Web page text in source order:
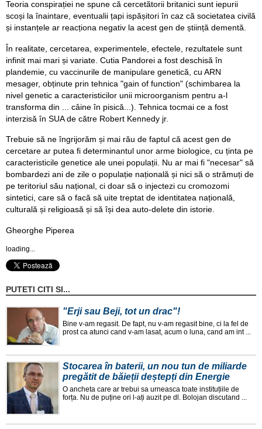
Teoria conspirației ne spune că cercetătorii britanici sunt iepurii
scoși la înaintare, eventualii țapi ispășitori în caz că societatea civilă
și instanțele ar reacționa negativ la acest gen de știință dementă.
În realitate, cercetarea, experimentele, efectele, rezultatele sunt
infinit mai mari și variate. Cutia Pandorei a fost deschisă în
plandemie, cu vaccinurile de manipulare genetică, cu ARN
mesager, obținute prin tehnica "gain of function" (schimbarea la
nivel genetic a caracteristicilor unii microorganism pentru a-l
transforma din ... câine în pisică...). Tehnica tocmai ce a fost
interzisă în SUA de către Robert Kennedy jr.
Trebuie să ne îngrijorăm și mai rău de faptul că acest gen de
cercetare ar putea fi determinantul unor arme biologice, cu ținta pe
caracteristicile genetice ale unei populații. Nu ar mai fi "necesar" să
bombardezi ani de zile o populație națională și nici să o strămuți de
pe teritoriul său național, ci doar să o injectezi cu cromozomi
sintetici, care să o facă să uite treptat de identitatea națională,
culturală și religioasă și să își dea auto-delete din istorie.
Gheorghe Piperea
loading...
PUTETI CITI SI...
"Erji sau Beji, tot un drac"!
Bine v-am regasit. De fapt, nu v-am regasit bine, ci la fel de
prost ca atunci cand v-am lasat, acum o luna, cand am int ...
Stocarea în baterii, un nou tun de miliarde
pregătit de băieții deștepți din Energie
O ancheta care ar trebui sa urneasca toate instituțiile de
forța. Nu de puține ori l-ați auzit pe dl. Bolojan discutand ...